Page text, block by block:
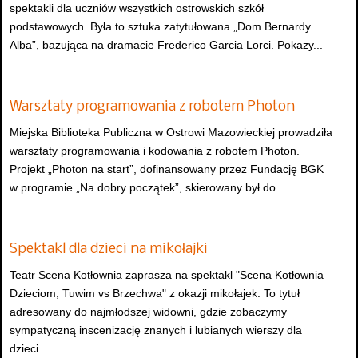
spektakli dla uczniów wszystkich ostrowskich szkół
podstawowych. Była to sztuka zatytułowana „Dom Bernardy
Alba”, bazująca na dramacie Frederico Garcia Lorci. Pokazy...
Warsztaty programowania z robotem Photon
Miejska Biblioteka Publiczna w Ostrowi Mazowieckiej prowadziła
warsztaty programowania i kodowania z robotem Photon.
Projekt „Photon na start”, dofinansowany przez Fundację BGK
w programie „Na dobry początek”, skierowany był do...
Spektakl dla dzieci na mikołajki
Teatr Scena Kotłownia zaprasza na spektakl "Scena Kotłownia
Dzieciom, Tuwim vs Brzechwa" z okazji mikołajek. To tytuł
adresowany do najmłodszej widowni, gdzie zobaczymy
sympatyczną inscenizację znanych i lubianych wierszy dla
dzieci...